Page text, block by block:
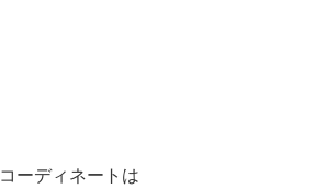
コーディネートは